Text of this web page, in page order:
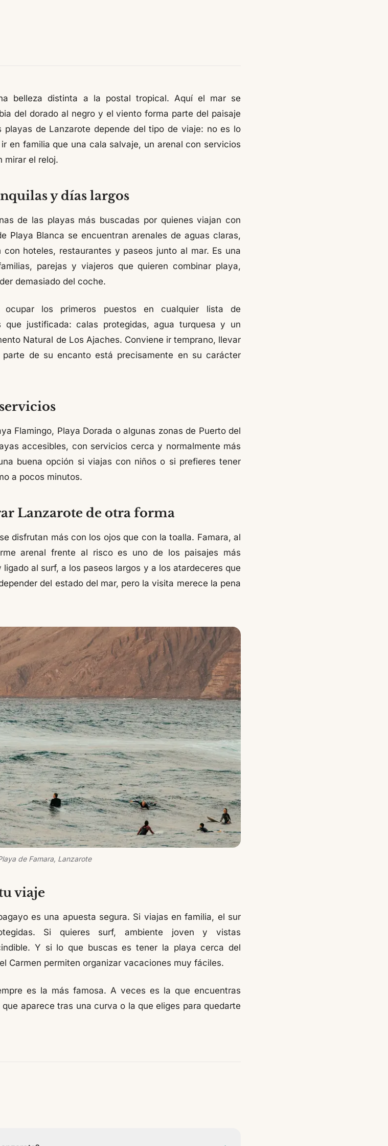
belleza distinta a la postal tropical. Aquí el mar se
del dorado al negro y el viento forma parte del paisaje
de Lanzarote depende del tipo de viaje: no es lo
en familia que una cala salvaje, un arenal con servicios
mirar el reloj.
y días largos
de las playas más buscadas por quienes viajan con
Playa Blanca se encuentran arenales de aguas claras,
hoteles, restaurantes y paseos junto al mar. Es una
parejas y viajeros que quieren combinar playa,
demasiado del coche.
los primeros puestos en cualquier lista de
que justificada: calas protegidas, agua turquesa y un
Natural de Los Ajaches. Conviene ir temprano, llevar
de su encanto está precisamente en su carácter
Flamingo, Playa Dorada o algunas zonas de Puerto del
accesibles, con servicios cerca y normalmente más
buena opción si viajas con niños o si prefieres tener
a pocos minutos.
Lanzarote de otra forma
disfrutan más con los ojos que con la toalla. Famara, al
arenal frente al risco es uno de los paisajes más
al surf, a los paseos largos y a los atardeceres que
del estado del mar, pero la visita merece la pena
de Famara, Lanzarote
viaje
es una apuesta segura. Si viajas en familia, el sur
Si quieres surf, ambiente joven y vistas
Y si lo que buscas es tener la playa cerca del
Carmen permiten organizar vacaciones muy fáciles.
es la más famosa. A veces es la que encuentras
aparece tras una curva o la que eliges para quedarte